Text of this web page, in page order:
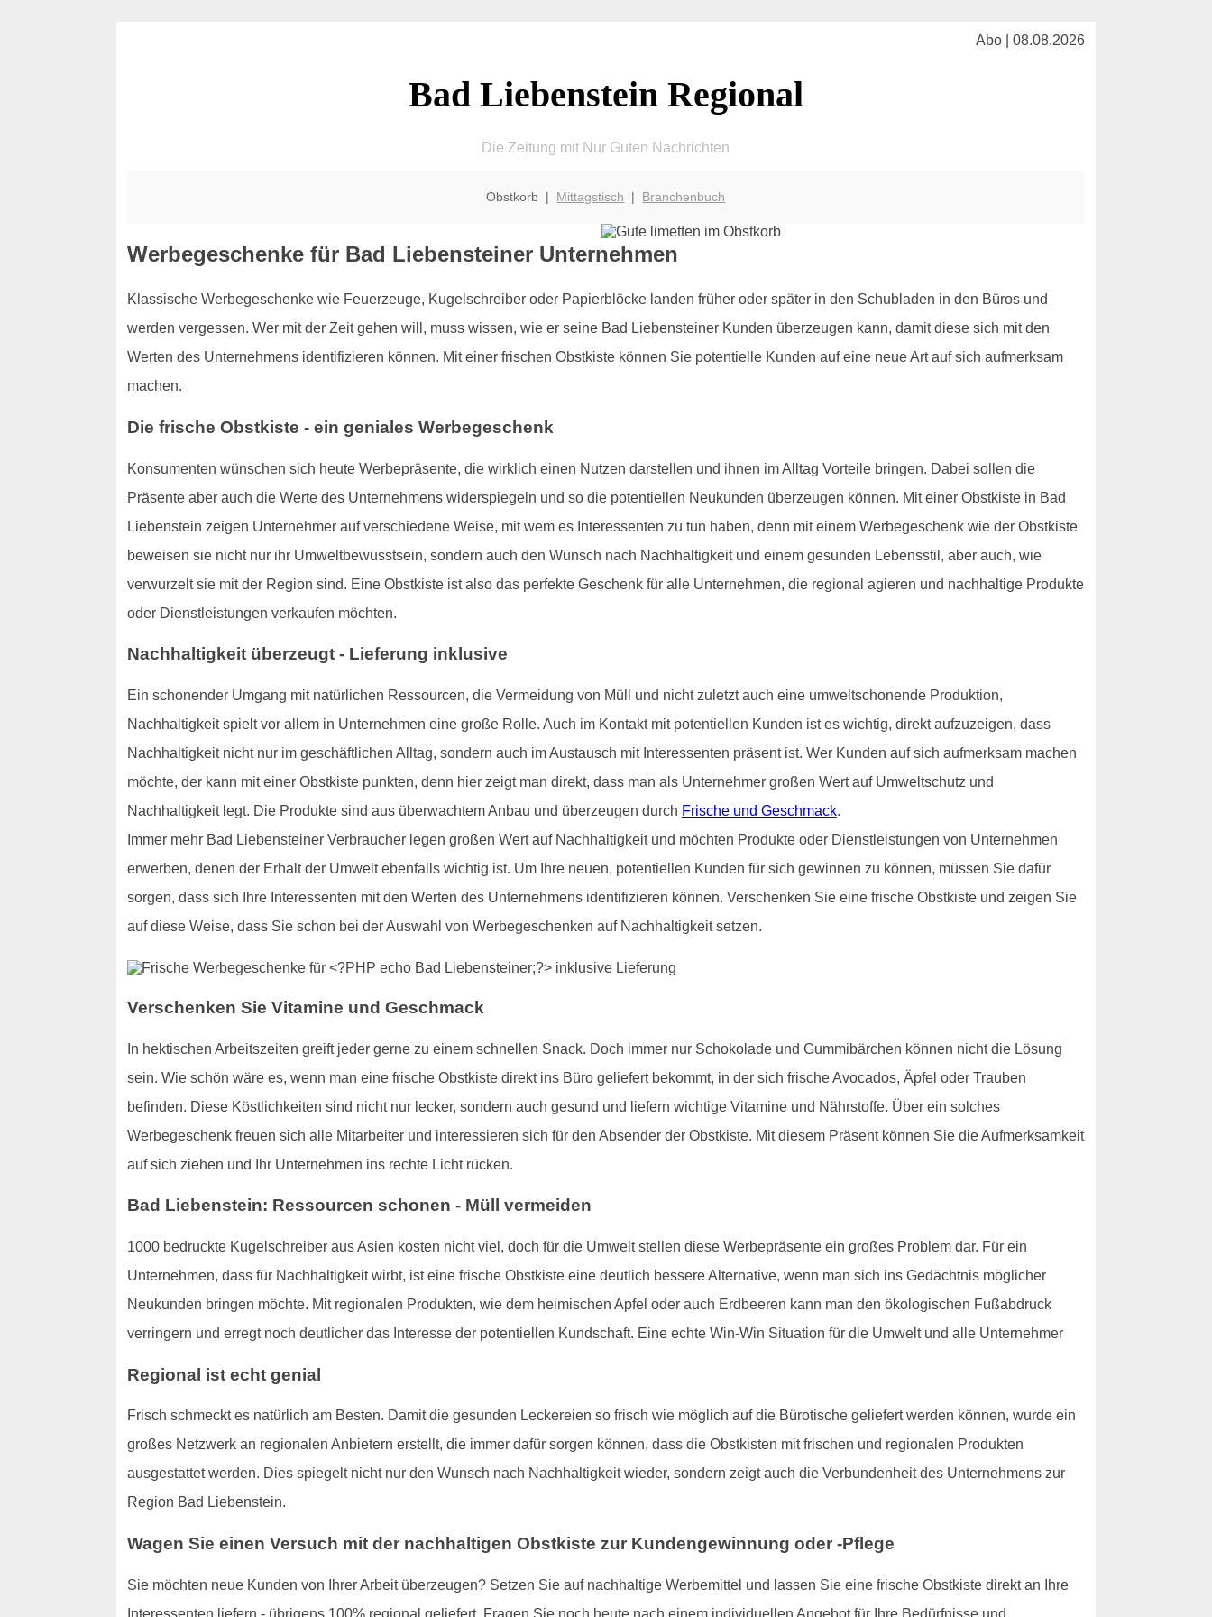
Abo | 08.08.2026
Bad Liebenstein Regional
Die Zeitung mit Nur Guten Nachrichten
Obstkorb | Mittagstisch | Branchenbuch
Werbegeschenke für Bad Liebensteiner Unternehmen
Klassische Werbegeschenke wie Feuerzeuge, Kugelschreiber oder Papierblöcke landen früher oder später in den Schubladen in den Büros und
werden vergessen. Wer mit der Zeit gehen will, muss wissen, wie er seine Bad Liebensteiner Kunden überzeugen kann, damit diese sich mit den
Werten des Unternehmens identifizieren können. Mit einer frischen Obstkiste können Sie potentielle Kunden auf eine neue Art auf sich aufmerksam
machen.
Die frische Obstkiste - ein geniales Werbegeschenk
Konsumenten wünschen sich heute Werbepräsente, die wirklich einen Nutzen darstellen und ihnen im Alltag Vorteile bringen. Dabei sollen die
Präsente aber auch die Werte des Unternehmens widerspiegeln und so die potentiellen Neukunden überzeugen können. Mit einer Obstkiste in Bad
Liebenstein zeigen Unternehmer auf verschiedene Weise, mit wem es Interessenten zu tun haben, denn mit einem Werbegeschenk wie der Obstkiste
beweisen sie nicht nur ihr Umweltbewusstsein, sondern auch den Wunsch nach Nachhaltigkeit und einem gesunden Lebensstil, aber auch, wie
verwurzelt sie mit der Region sind. Eine Obstkiste ist also das perfekte Geschenk für alle Unternehmen, die regional agieren und nachhaltige Produkte
oder Dienstleistungen verkaufen möchten.
Nachhaltigkeit überzeugt - Lieferung inklusive
Ein schonender Umgang mit natürlichen Ressourcen, die Vermeidung von Müll und nicht zuletzt auch eine umweltschonende Produktion,
Nachhaltigkeit spielt vor allem in Unternehmen eine große Rolle. Auch im Kontakt mit potentiellen Kunden ist es wichtig, direkt aufzuzeigen, dass
Nachhaltigkeit nicht nur im geschäftlichen Alltag, sondern auch im Austausch mit Interessenten präsent ist. Wer Kunden auf sich aufmerksam machen
möchte, der kann mit einer Obstkiste punkten, denn hier zeigt man direkt, dass man als Unternehmer großen Wert auf Umweltschutz und
Nachhaltigkeit legt. Die Produkte sind aus überwachtem Anbau und überzeugen durch Frische und Geschmack.
Immer mehr Bad Liebensteiner Verbraucher legen großen Wert auf Nachhaltigkeit und möchten Produkte oder Dienstleistungen von Unternehmen
erwerben, denen der Erhalt der Umwelt ebenfalls wichtig ist. Um Ihre neuen, potentiellen Kunden für sich gewinnen zu können, müssen Sie dafür
sorgen, dass sich Ihre Interessenten mit den Werten des Unternehmens identifizieren können. Verschenken Sie eine frische Obstkiste und zeigen Sie
auf diese Weise, dass Sie schon bei der Auswahl von Werbegeschenken auf Nachhaltigkeit setzen.
Verschenken Sie Vitamine und Geschmack
In hektischen Arbeitszeiten greift jeder gerne zu einem schnellen Snack. Doch immer nur Schokolade und Gummibärchen können nicht die Lösung
sein. Wie schön wäre es, wenn man eine frische Obstkiste direkt ins Büro geliefert bekommt, in der sich frische Avocados, Äpfel oder Trauben
befinden. Diese Köstlichkeiten sind nicht nur lecker, sondern auch gesund und liefern wichtige Vitamine und Nährstoffe. Über ein solches
Werbegeschenk freuen sich alle Mitarbeiter und interessieren sich für den Absender der Obstkiste. Mit diesem Präsent können Sie die Aufmerksamkeit
auf sich ziehen und Ihr Unternehmen ins rechte Licht rücken.
Bad Liebenstein: Ressourcen schonen - Müll vermeiden
1000 bedruckte Kugelschreiber aus Asien kosten nicht viel, doch für die Umwelt stellen diese Werbepräsente ein großes Problem dar. Für ein
Unternehmen, dass für Nachhaltigkeit wirbt, ist eine frische Obstkiste eine deutlich bessere Alternative, wenn man sich ins Gedächtnis möglicher
Neukunden bringen möchte. Mit regionalen Produkten, wie dem heimischen Apfel oder auch Erdbeeren kann man den ökologischen Fußabdruck
verringern und erregt noch deutlicher das Interesse der potentiellen Kundschaft. Eine echte Win-Win Situation für die Umwelt und alle Unternehmer
Regional ist echt genial
Frisch schmeckt es natürlich am Besten. Damit die gesunden Leckereien so frisch wie möglich auf die Bürotische geliefert werden können, wurde ein
großes Netzwerk an regionalen Anbietern erstellt, die immer dafür sorgen können, dass die Obstkisten mit frischen und regionalen Produkten
ausgestattet werden. Dies spiegelt nicht nur den Wunsch nach Nachhaltigkeit wieder, sondern zeigt auch die Verbundenheit des Unternehmens zur
Region Bad Liebenstein.
Wagen Sie einen Versuch mit der nachhaltigen Obstkiste zur Kundengewinnung oder -Pflege
Sie möchten neue Kunden von Ihrer Arbeit überzeugen? Setzen Sie auf nachhaltige Werbemittel und lassen Sie eine frische Obstkiste direkt an Ihre
Interessenten liefern - übrigens 100% regional geliefert. Fragen Sie noch heute nach einem individuellen Angebot für Ihre Bedürfnisse und